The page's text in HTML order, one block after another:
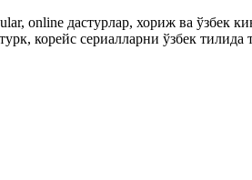
online дастурлар, хориж ва ўзбек
корейс сериалларни ўзбек